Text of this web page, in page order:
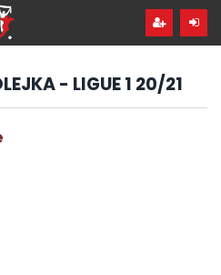
- LIGUE 1 20/21